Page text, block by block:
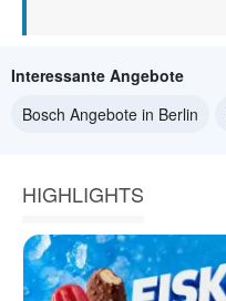
Interessante Angebote
Bosch Angebote in Berlin
HIGHLIGHTS